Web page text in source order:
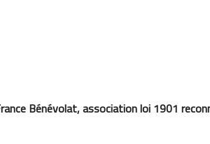
Bénévolat, association loi 1901